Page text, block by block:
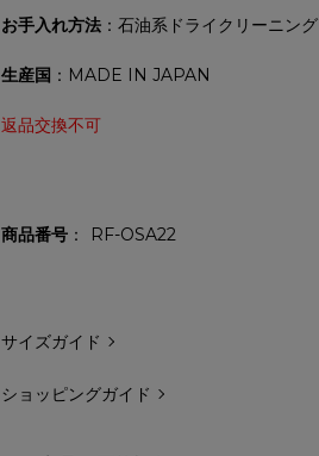
お手入れ方法：石油系ドライクリーニング
生産国 ：MADE IN JAPAN
返品交換不可
商品番号 RF-OSA22
サイズガイド
ショッピングガイド